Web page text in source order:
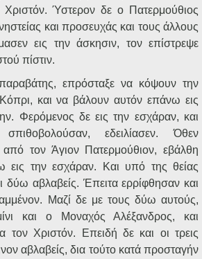
Ύστερον δε ο Πατερμούθιος
και προσευχάς και τους άλλους
εις την άσκησιν, τον επίστρεψε
πίστιν.
επρόσταξε να κόψουν την
και να βάλουν αυτόν επάνω εις
Φερόμενος δε εις την εσχάραν, και
εδειλίασεν. Όθεν
από τον Άγιον Πατερμούθιον, εβάλθη
εις την εσχάραν. Και υπό της θείας
δύω αβλαβείς. Έπειτα ερρίφθησαν και
Μαζί δε με τους δύω αυτούς,
και ο Μοναχός Αλέξανδρος, και
τον Χριστόν. Επειδή δε και οι τρεις
αβλαβείς, δια τούτο κατά προσταγήν